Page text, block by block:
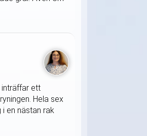
inträffar ett
Hela sex
i en nästan rak